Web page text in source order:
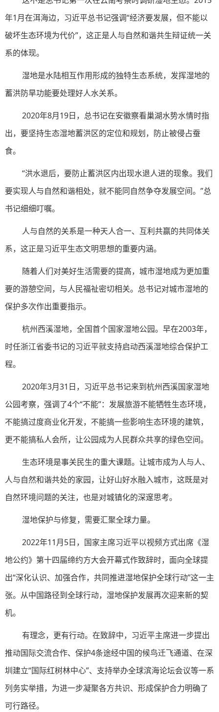
年1月在洱海边，习近平总书记强调“经济要发展，但不能以
破坏生态环境为代价”，这正是人与自然和谐共生辩证统一关
系的体现。
湿地是水陆相互作用形成的独特生态系统，发挥湿地的
蓄洪防旱功能要处理好人水关系。
2020年8月19日，总书记在安徽察看巢湖水势水情时指
出，要坚持生态湿地蓄洪区的定位和规划，防止被侵占蚕
食。
“洪水退后，要防止蓄洪区内出现水退人进的现象。我们
要实现人与自然和谐相处，就不能同自然争夺发展空间。”总
书记细细叮嘱。
人与自然的关系是一种天人合一、互利共赢的共同体关
系，这正是习近平生态文明思想的重要内涵。
随着人们对美好生活需要的提高，城市湿地成为更加重
要的游憩空间，与人民福祉密切相关。总书记对城市湿地的
保护多次作出重要指示。
杭州西溪湿地，全国首个国家湿地公园。早在2003年，
时任浙江省委书记的习近平就支持启动西溪湿地综合保护工
程。
2020年3月31日，习近平总书记来到杭州西溪国家湿地
公园考察，强调了4个“不能”：发展旅游不能牺牲生态环境，
不能搞过度商业化开发，不能搞一些影响生态环境的建筑，
更不能搞私人会所，让公园成为人民群众共享的绿色空间。
生态环境是事关民生的重大课题。让城市成为人与人、
人与自然和谐共处的家园，让好山好水融入城市，这既是对
自然环境问题的关注，也是对城镇化的深邃思考。
湿地保护与修复，需要汇聚全球力量。
2022年11月5日，国家主席习近平以视频方式出席《湿
地公约》第十四届缔约方大会开幕式作致辞时，面向全球提
出“深化认识、加强合作，共同推进湿地保护全球行动”这一主
张。从中国路径到全球行动，湿地保护发展再次迎来新的契
机。
有理念，更有行动。在致辞中，习近平主席进一步提出
推动国际交流合作、保护4条途经中国的候鸟迁飞通道、在深
圳建立“国际红树林中心”、支持举办全球滨海论坛会议等一系
列务实举措，为进一步凝聚各方共识、形成保护合力明确了
可行路径。